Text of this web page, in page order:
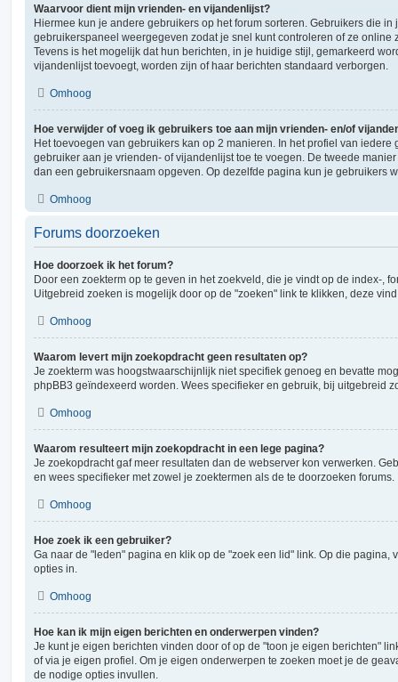
Waarvoor dient mijn vrienden- en vijandenlijst?
Hiermee kun je andere gebruikers op het forum sorteren. Gebruikers die
gebruikerspaneel weergegeven zodat je snel kunt controleren of ze online
Tevens is het mogelijk dat hun berichten, in je huidige stijl, gemarkeerd
vijandenlijst toevoegt, worden zijn of haar berichten standaard verborgen.
Omhoog
Hoe verwijder of voeg ik gebruikers toe aan mijn vrienden- en/of
Het toevoegen van gebruikers kan op 2 manieren. In het profiel van iedere
gebruiker aan je vrienden- of vijandenlijst toe te voegen. De tweede
dan een gebruikersnaam opgeven. Op dezelfde pagina kun je gebruikers
Omhoog
Forums doorzoeken
Hoe doorzoek ik het forum?
Door een zoekterm op te geven in het zoekveld, die je vindt op de index-,
Uitgebreid zoeken is mogelijk door op de "zoeken" link te klikken, deze
Omhoog
Waarom levert mijn zoekopdracht geen resultaten op?
Je zoekterm was hoogstwaarschijnlijk niet specifiek genoeg en bevatte
phpBB3 geïndexeerd worden. Wees specifieker en gebruik, bij uitgebreid
Omhoog
Waarom resulteert mijn zoekopdracht in een lege pagina?
Je zoekopdracht gaf meer resultaten dan de webserver kon verwerken.
en wees specifieker met zowel je zoektermen als de te doorzoeken forums.
Omhoog
Hoe zoek ik een gebruiker?
Ga naar de "leden" pagina en klik op de "zoek een lid" link. Op die pagina,
opties in.
Omhoog
Hoe kan ik mijn eigen berichten en onderwerpen vinden?
Je kunt je eigen berichten vinden door of op de "toon je eigen berichten"
of via je eigen profiel. Om je eigen onderwerpen te zoeken moet je de
de nodige opties invullen.